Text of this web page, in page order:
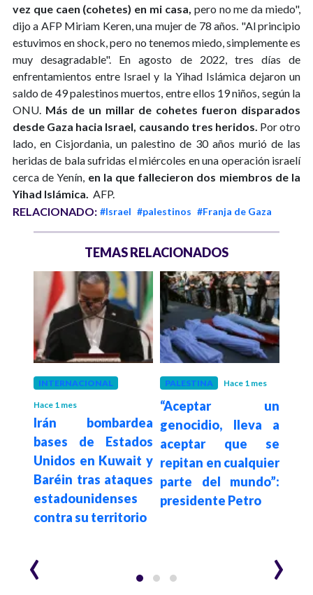
vez que caen (cohetes) en mi casa, pero no me da miedo",
dijo a AFP Miriam Keren, una mujer de 78 años. "Al principio
estuvimos en shock, pero no tenemos miedo, simplemente es
muy desagradable". En agosto de 2022, tres días de
enfrentamientos entre Israel y la Yihad Islámica dejaron un
saldo de 49 palestinos muertos, entre ellos 19 niños, según la
ONU. Más de un millar de cohetes fueron disparados
desde Gaza hacia Israel, causando tres heridos. Por otro
lado, en Cisjordania, un palestino de 30 años murió de las
heridas de bala sufridas el miércoles en una operación israelí
cerca de Yenín, en la que fallecieron dos miembros de la
Yihad Islámica.
AFP.
RELACIONADO: #Israel #palestinos #Franja de Gaza
TEMAS RELACIONADOS
INTERNACIONAL
Hace 1 mes
Irán bombardea
bases de Estados
Unidos en Kuwait y
Baréin tras ataques
estadounidenses
contra su territorio
PALESTINA Hace 1 mes
“Aceptar un
genocidio, lleva a
aceptar que se
repitan en cualquier
parte del mundo”:
presidente Petro
‹ ›